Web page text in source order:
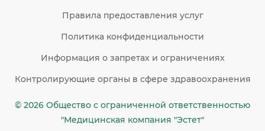
Правила предоставления услуг
Политика конфиденциальности
Информация о запретах и ограничениях
Контролирующие органы в сфере здравоохранения
© 2026 Общество c ограниченной ответственностью
"Медицинская компания "Эстет"